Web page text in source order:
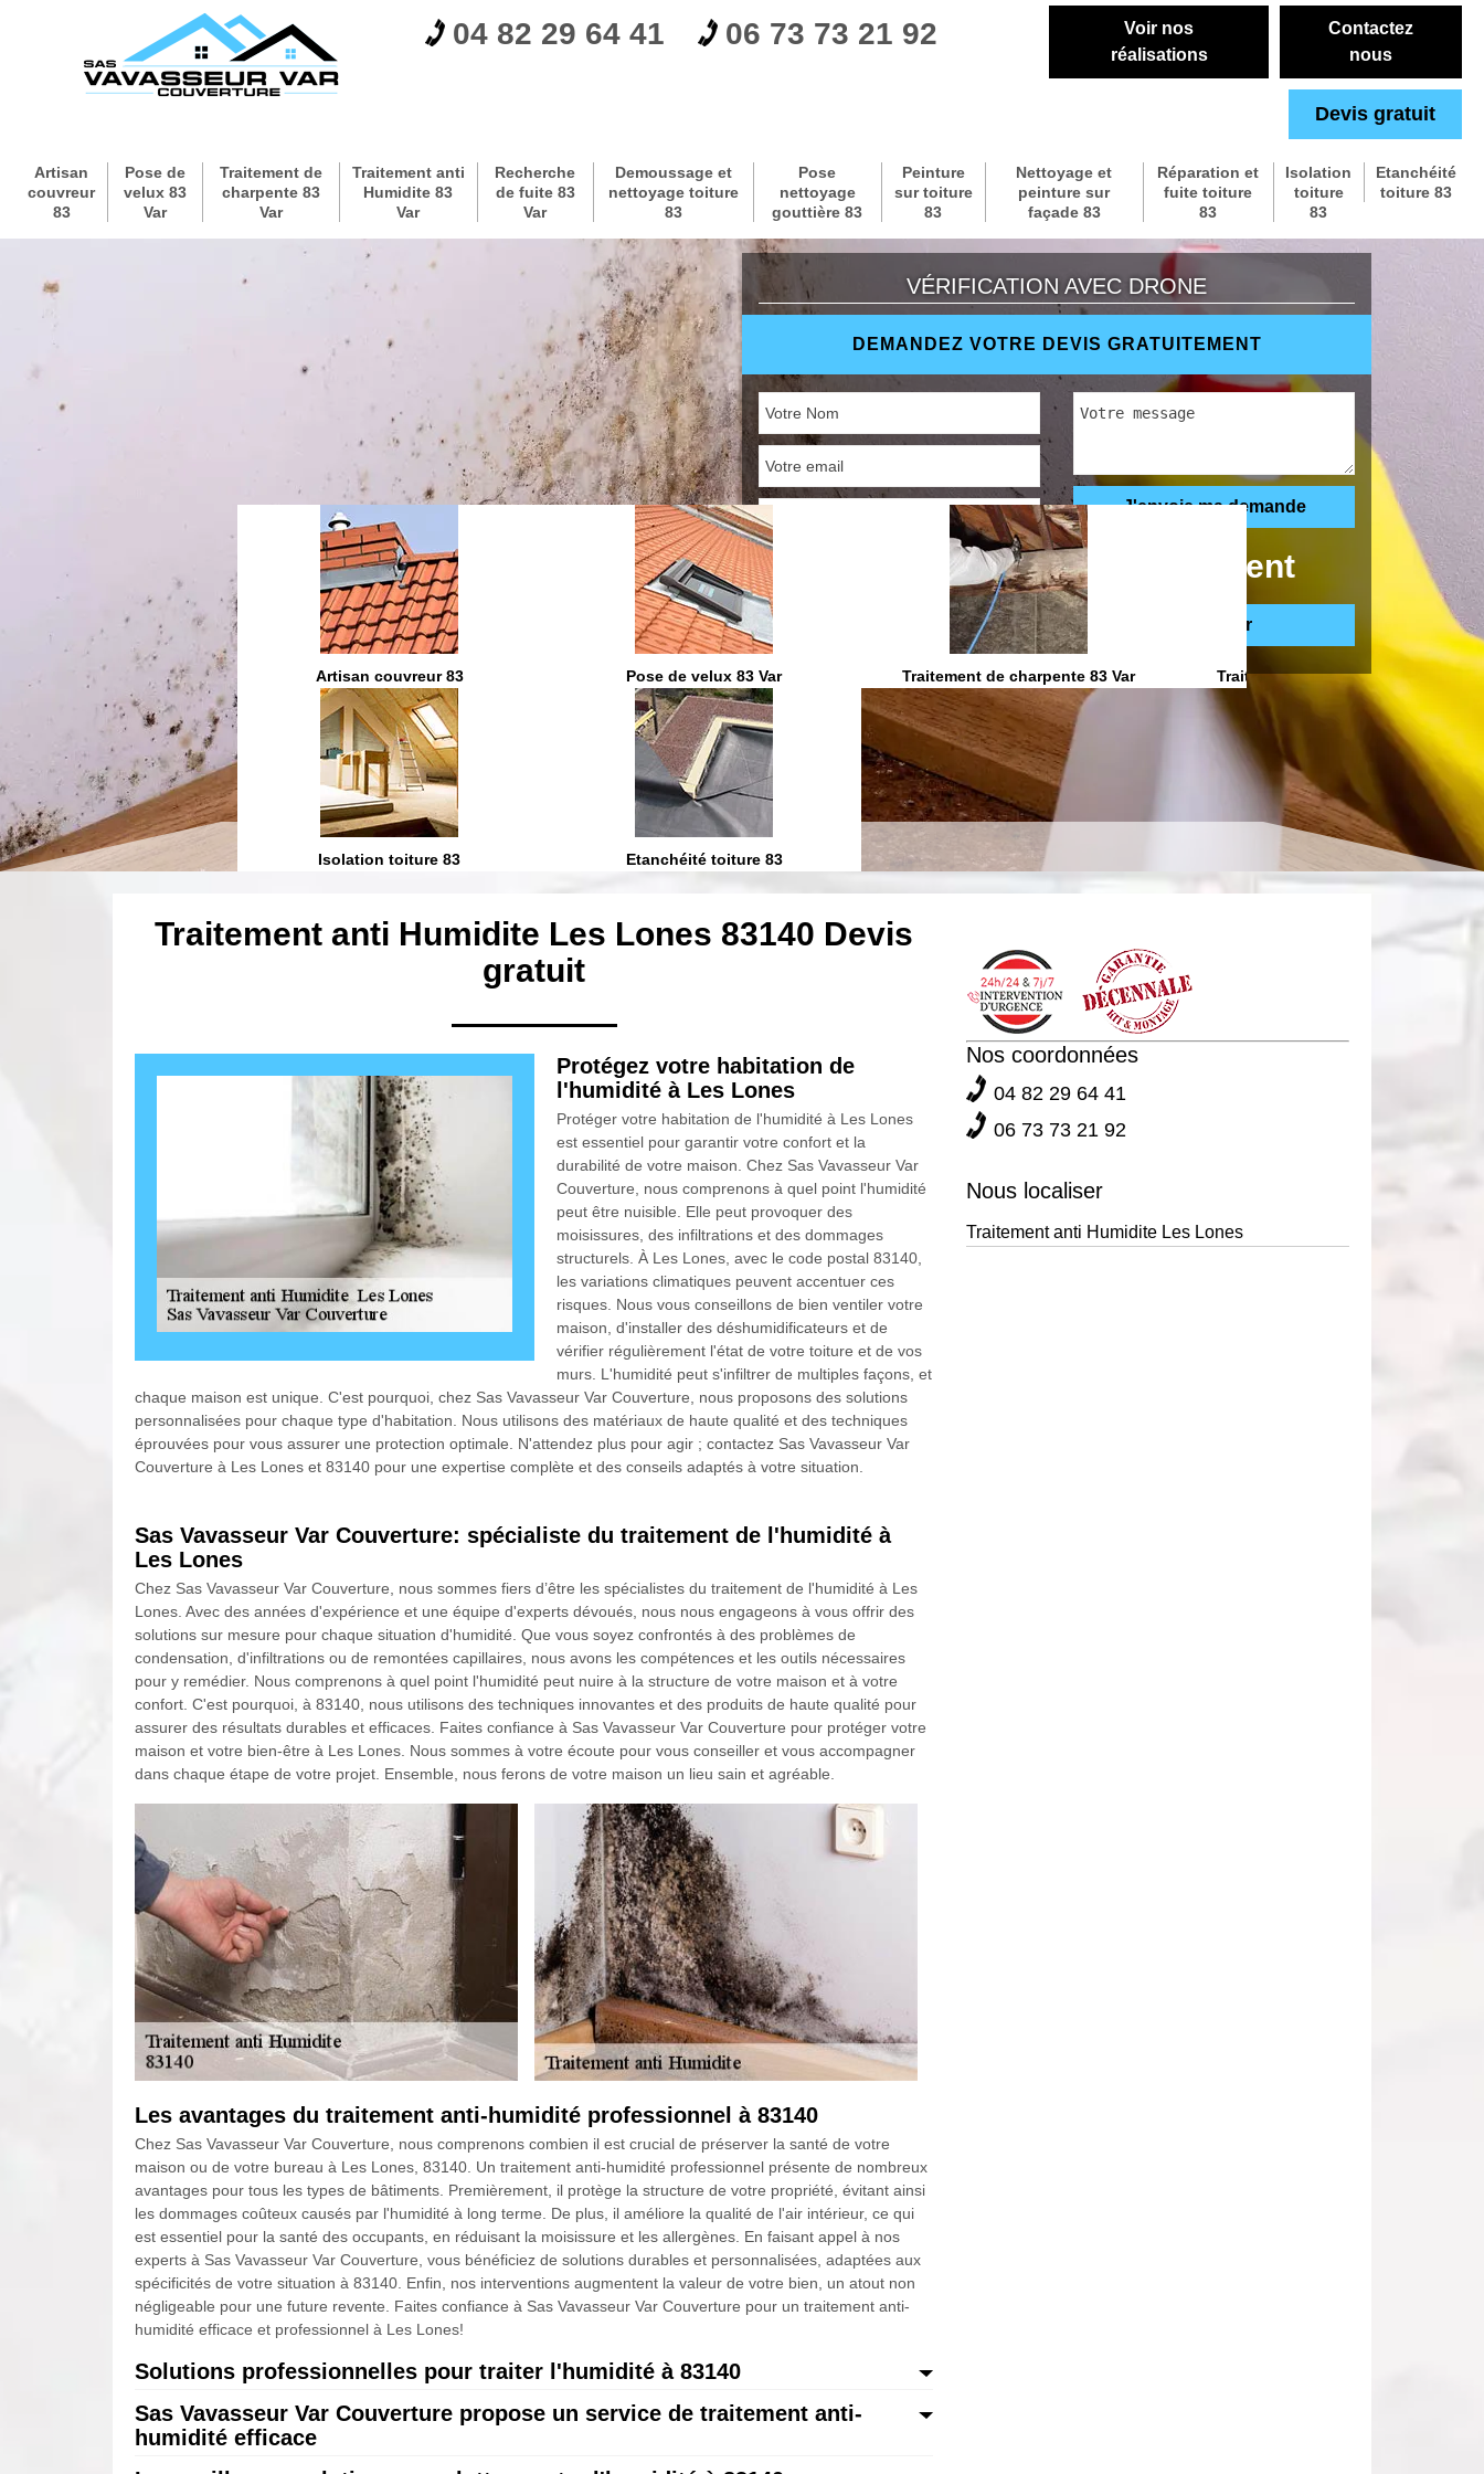
04 82 29 64 41 06 73 73 21 92
Voir nos
réalisations
Contactez
nous
Devis gratuit
Artisan
couvreur
83
Pose de
velux 83
Var
Traitement de
charpente 83
Var
Traitement anti
Humidite 83
Var
Recherche
de fuite 83
Var
Demoussage et
nettoyage toiture
83
Pose
nettoyage
gouttière 83
Peinture
sur toiture
83
Nettoyage et
peinture sur
façade 83
Réparation et
fuite toiture
83
Isolation
toiture
83
Etanchéité
toiture 83
VÉRIFICATION AVEC DRONE
DEMANDEZ VOTRE DEVIS GRATUITEMENT
On vous rappelle gratuitement
toiture 83 Artisan couvreur 83 Pose de velux 83 Var Traitement de charpente 83 Var Traitement anti Humidite 83 Var
et fuite toiture 83 Isolation toiture 83 Etanchéité toiture 83
Traitement anti Humidite Les Lones 83140 Devis
gratuit
Protégez votre habitation de
l'humidité à Les Lones
Protéger votre habitation de l'humidité à Les Lones
est essentiel pour garantir votre confort et la
durabilité de votre maison. Chez Sas Vavasseur Var
Couverture, nous comprenons à quel point l'humidité
peut être nuisible. Elle peut provoquer des
moisissures, des infiltrations et des dommages
structurels. À Les Lones, avec le code postal 83140,
les variations climatiques peuvent accentuer ces
risques. Nous vous conseillons de bien ventiler votre
maison, d'installer des déshumidificateurs et de
vérifier régulièrement l'état de votre toiture et de vos
murs. L'humidité peut s'infiltrer de multiples façons, et
chaque maison est unique. C'est pourquoi, chez Sas Vavasseur Var Couverture, nous proposons des solutions
personnalisées pour chaque type d'habitation. Nous utilisons des matériaux de haute qualité et des techniques
éprouvées pour vous assurer une protection optimale. N'attendez plus pour agir ; contactez Sas Vavasseur Var
Couverture à Les Lones et 83140 pour une expertise complète et des conseils adaptés à votre situation.
Sas Vavasseur Var Couverture: spécialiste du traitement de l'humidité à
Les Lones
Chez Sas Vavasseur Var Couverture, nous sommes fiers d’être les spécialistes du traitement de l'humidité à Les
Lones. Avec des années d'expérience et une équipe d'experts dévoués, nous nous engageons à vous offrir des
solutions sur mesure pour chaque situation d'humidité. Que vous soyez confrontés à des problèmes de
condensation, d'infiltrations ou de remontées capillaires, nous avons les compétences et les outils nécessaires
pour y remédier. Nous comprenons à quel point l'humidité peut nuire à la structure de votre maison et à votre
confort. C'est pourquoi, à 83140, nous utilisons des techniques innovantes et des produits de haute qualité pour
assurer des résultats durables et efficaces. Faites confiance à Sas Vavasseur Var Couverture pour protéger votre
maison et votre bien-être à Les Lones. Nous sommes à votre écoute pour vous conseiller et vous accompagner
dans chaque étape de votre projet. Ensemble, nous ferons de votre maison un lieu sain et agréable.
Les avantages du traitement anti-humidité professionnel à 83140
Chez Sas Vavasseur Var Couverture, nous comprenons combien il est crucial de préserver la santé de votre
maison ou de votre bureau à Les Lones, 83140. Un traitement anti-humidité professionnel présente de nombreux
avantages pour tous les types de bâtiments. Premièrement, il protège la structure de votre propriété, évitant ainsi
les dommages coûteux causés par l'humidité à long terme. De plus, il améliore la qualité de l'air intérieur, ce qui
est essentiel pour la santé des occupants, en réduisant la moisissure et les allergènes. En faisant appel à nos
experts à Sas Vavasseur Var Couverture, vous bénéficiez de solutions durables et personnalisées, adaptées aux
spécificités de votre situation à 83140. Enfin, nos interventions augmentent la valeur de votre bien, un atout non
négligeable pour une future revente. Faites confiance à Sas Vavasseur Var Couverture pour un traitement anti-
humidité efficace et professionnel à Les Lones!
Solutions professionnelles pour traiter l'humidité à 83140
Chez Sas Vavasseur Var Couverture, nous comprenons à quel point l'humidité peut être problématique pour votre
maison ou votre entreprise à 83140. Nos solutions professionnelles sont conçues pour traiter efficacement
Sas Vavasseur Var Couverture propose un service de traitement anti-
humidité efficace
Nos coordonnées
04 82 29 64 41
06 73 73 21 92
Nous localiser
Traitement anti Humidite Les Lones